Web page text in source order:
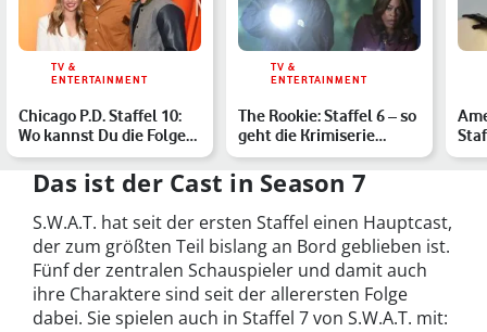
TV &
ENTERTAINMENT
Chicago P.D. Staffel 10:
Wo kannst Du die Folgen
in Deutschland s…
TV &
ENTERTAINMENT
The Rookie: Staffel 6 – so
geht die Krimiserie
weiter
Das ist der Cast in Season 7
S.W.A.T. hat seit der ersten Staffel einen Hauptcast,
der zum größten Teil bislang an Bord geblieben ist.
Fünf der zentralen Schauspieler und damit auch
ihre Charaktere sind seit der allerersten Folge
dabei. Sie spielen auch in Staffel 7 von S.W.A.T. mit: